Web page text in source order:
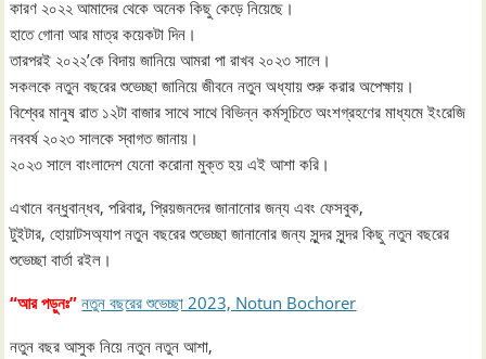
কারণ ২০২২ আমাদের থেকে অনেক কিছু কেড়ে নিয়েছে।
হাতে গোনা আর মাত্র কয়েকটা দিন।
তারপরই ২০২২’কে বিদায় জানিয়ে আমরা পা রাখব ২০২৩ সালে।
সকলকে নতুন বছরের শুভেচ্ছা জানিয়ে জীবনে নতুন অধ্যায় শুরু করার অপেক্ষায়।
বিশ্বের মানুষ রাত ১২টা বাজার সাথে সাথে বিভিন্ন কর্মসূচিতে অংশগ্রহণের মাধ্যমে ইংরেজি
নববর্ষ ২০২৩ সালকে স্বাগত জানায়।
২০২৩ সালে বাংলাদেশ যেনো করোনা মুক্ত হয় এই আশা করি।
এখানে বন্ধুবান্ধব, পরিবার, প্রিয়জনদের জানানোর জন্য এবং ফেসবুক,
টুইটার, হোয়াটসঅ্যাপ নতুন বছরের শুভেচ্ছা জানানোর জন্য সুন্দর সুন্দর কিছু নতুন বছরের
শুভেচ্ছা বার্তা রইল।
“আর পড়ুনঃ” নতুন বছরের শুভেচ্ছা 2023, Notun Bochorer
নতুন বছর আসুক নিয়ে নতুন নতুন আশা,